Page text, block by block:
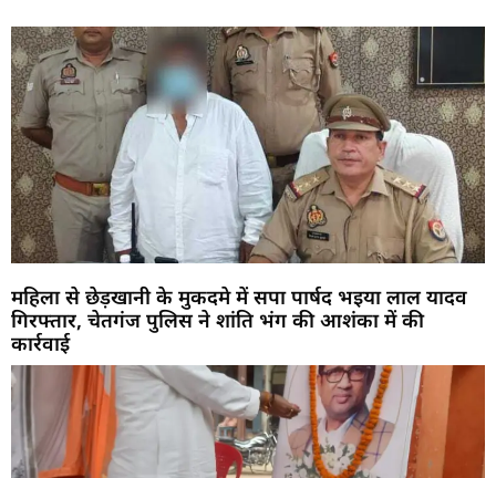
महिला से छेड़खानी के मुकदमे में सपा पार्षद भइया लाल यादव
गिरफ्तार, चेतगंज पुलिस ने शांति भंग की आशंका में की
कार्रवाई